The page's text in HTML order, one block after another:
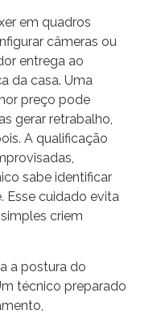
em quadros
câmeras ou
entrega ao
da casa. Uma
preço pode
gerar retrabalho,
A qualificação
sabe identificar
Esse cuidado evita
criem
a postura do
técnico preparado